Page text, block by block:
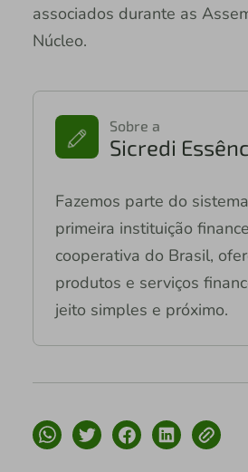
associados durante as
Núcleo.
Sobre a
Sicredi
Fazemos parte do
primeira instituição
cooperativa do Brasil,
produtos e serviços
jeito simples e próximo.